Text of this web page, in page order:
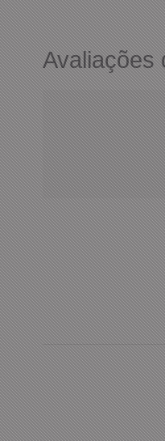
Avaliações